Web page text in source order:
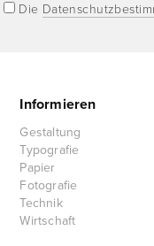
Die
Informieren
Gestaltung
Typografie
Papier
Fotografie
Technik
Wirtschaft